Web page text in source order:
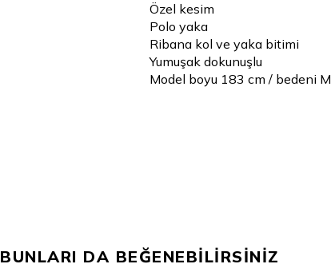
Özel kesim
Polo yaka
Ribana kol ve yaka bitimi
Yumuşak dokunuşlu
Model boyu 183 cm / bedeni M
BUNLARI DA BEĞENEBİLİRSİNİZ